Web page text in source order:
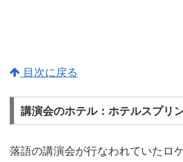
目次に戻る
講演会のホテル：ホテルスプリ
落語の講演会が行なわれていたロ